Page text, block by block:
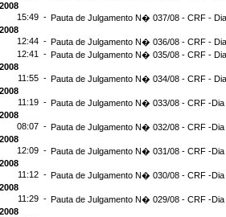
15:49 - Pauta de Julgamento N� 037/08 - CRF -
12:44 - Pauta de Julgamento N� 036/08 - CRF -
12:41 - Pauta de Julgamento N� 035/08 - CRF -
11:55 - Pauta de Julgamento N� 034/08 - CRF -
11:19 - Pauta de Julgamento N� 033/08 - CRF -Dia
08:07 - Pauta de Julgamento N� 032/08 - CRF -Dia
12:09 - Pauta de Julgamento N� 031/08 - CRF -Dia
11:12 - Pauta de Julgamento N� 030/08 - CRF -Dia
11:29 - Pauta de Julgamento N� 029/08 - CRF -Dia